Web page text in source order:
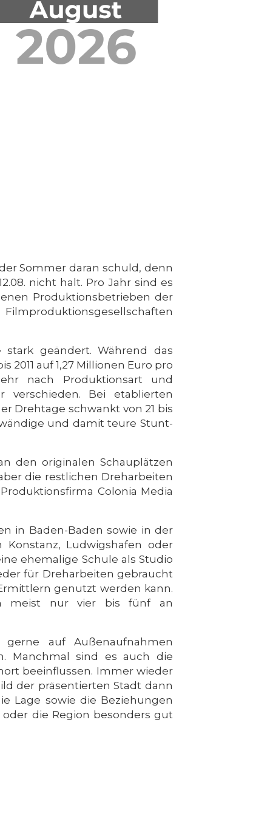
Sommer daran schuld, denn
nicht halt. Pro Jahr sind es
Produktionsbetrieben der
geändert. Während das
2011 auf 1,27 Millionen Euro pro
nach Produktionsart und
verschieden. Bei etablierten
Drehtage schwankt von 21 bis
und damit teure Stunt-
den originalen Schauplätzen
die restlichen Dreharbeiten
Colonia Media
in Baden-Baden sowie in der
Ludwigshafen oder
ehemalige Schule als Studio
für Dreharbeiten gebraucht
genutzt werden kann.
meist nur vier bis fünf an
auf Außenaufnahmen
Manchmal sind es auch die
beeinflussen. Immer wieder
der präsentierten Stadt dann
Lage sowie die Beziehungen
die Region besonders gut